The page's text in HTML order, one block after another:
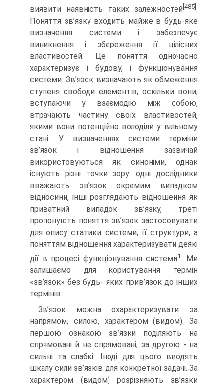
виявити наявність таких залежностей [485] .
Поняття зв’язку входить майже в будь-яке
визначення системи і забезпечує
виникнення і збереження її цілісних
властивостей. Це поняття одночасно
характеризує і будову, і функціонування
системи. Зв’язок визначають як обмеження
ступеня свободи елементів, оскільки вони,
вступаючи у взаємодію між собою,
втрачають частину своїх властивостей,
якими вони потенційно володіли у вільному
стані. У визначеннях системи терміни
зв’язок і відношення зазвичай
використовуються як синоніми, однак
існують різні точки зору: одні дослідники
вважають зв’язок окремим випадком
відносини, інші розглядають відношення як
приватний випадок зв’язку, треті
пропонують поняття зв’язок застосовувати
для опису статики системи, її структури, а
поняттям відношення характеризувати деякі
дії в процесі функціонування системи1. Ми
залишаємо для користування термін
«зв’язок» без будь- яких прив’язок до інших
термінів.
Зв’язок можна охарактеризувати за
напрямом, силою, характером (видом). За
першою ознакою зв’язки поділяють на
спрямовані й не спрямовані; за другою - на
сильні та слабкі. Іноді для цього вводять
шкалу сили зв’язків для конкретної задачі. За
характером (видом) розрізняють зв’язки